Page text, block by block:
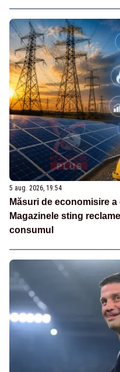
5 aug. 2026, 19:54
Măsuri de economisire
Magazinele sting
consumul